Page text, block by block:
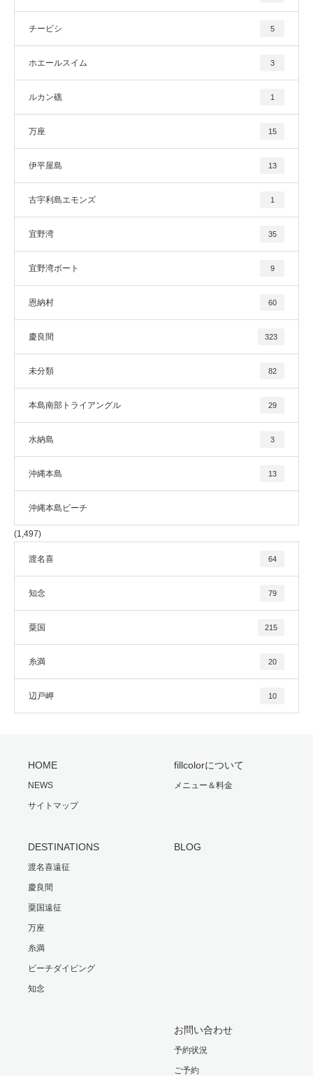
チービシ 5
ホエールスイム 3
ルカン礁 1
万座 15
伊平屋島 13
古宇利島エモンズ 1
宜野湾 35
宜野湾ボート 9
恩納村 60
慶良間 323
未分類 82
本島南部トライアングル 29
水納島 3
沖縄本島 13
沖縄本島ビーチ
(1,497)
渡名喜 64
知念 79
粟国 215
糸満 20
辺戸岬 10
HOME
NEWS
サイトマップ
fillcolorについて
メニュー＆料金
DESTINATIONS
渡名喜遠征
慶良間
粟国遠征
万座
糸満
ビーチダイビング
知念
BLOG
お問い合わせ
予約状況
ご予約